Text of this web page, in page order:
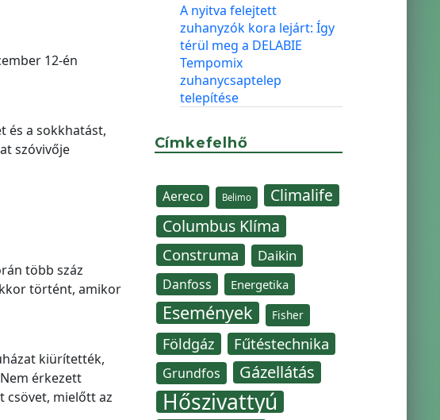
12-én
és a sokkhatást,
szóvivője
több száz
történt, amikor
kiürítették,
érkezett
csövet, mielőtt az
A nyitva felejtett
zuhanyzók kora lejárt: Így
térül meg a DELABIE
Tempomix
zuhanycsaptelep
telepítése
Címkefelhő
Aereco Belimo
Climalife
Columbus Klíma
Construma Daikin
Danfoss Energetika
Események Fisher
Földgáz Fűtéstechnika
Grundfos Gázellátás
Hőszivattyú